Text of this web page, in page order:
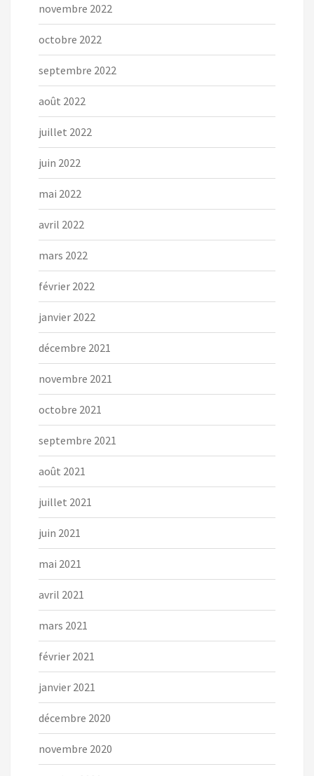
novembre 2022
octobre 2022
septembre 2022
août 2022
juillet 2022
juin 2022
mai 2022
avril 2022
mars 2022
février 2022
janvier 2022
décembre 2021
novembre 2021
octobre 2021
septembre 2021
août 2021
juillet 2021
juin 2021
mai 2021
avril 2021
mars 2021
février 2021
janvier 2021
décembre 2020
novembre 2020